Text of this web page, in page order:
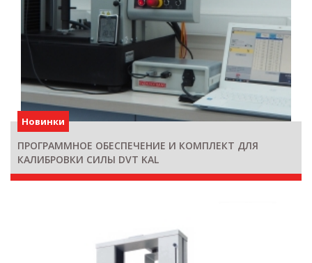
Новинки
ПРОГРАММНОЕ ОБЕСПЕЧЕНИЕ И КОМПЛЕКТ ДЛЯ
КАЛИБРОВКИ СИЛЫ DVT KAL